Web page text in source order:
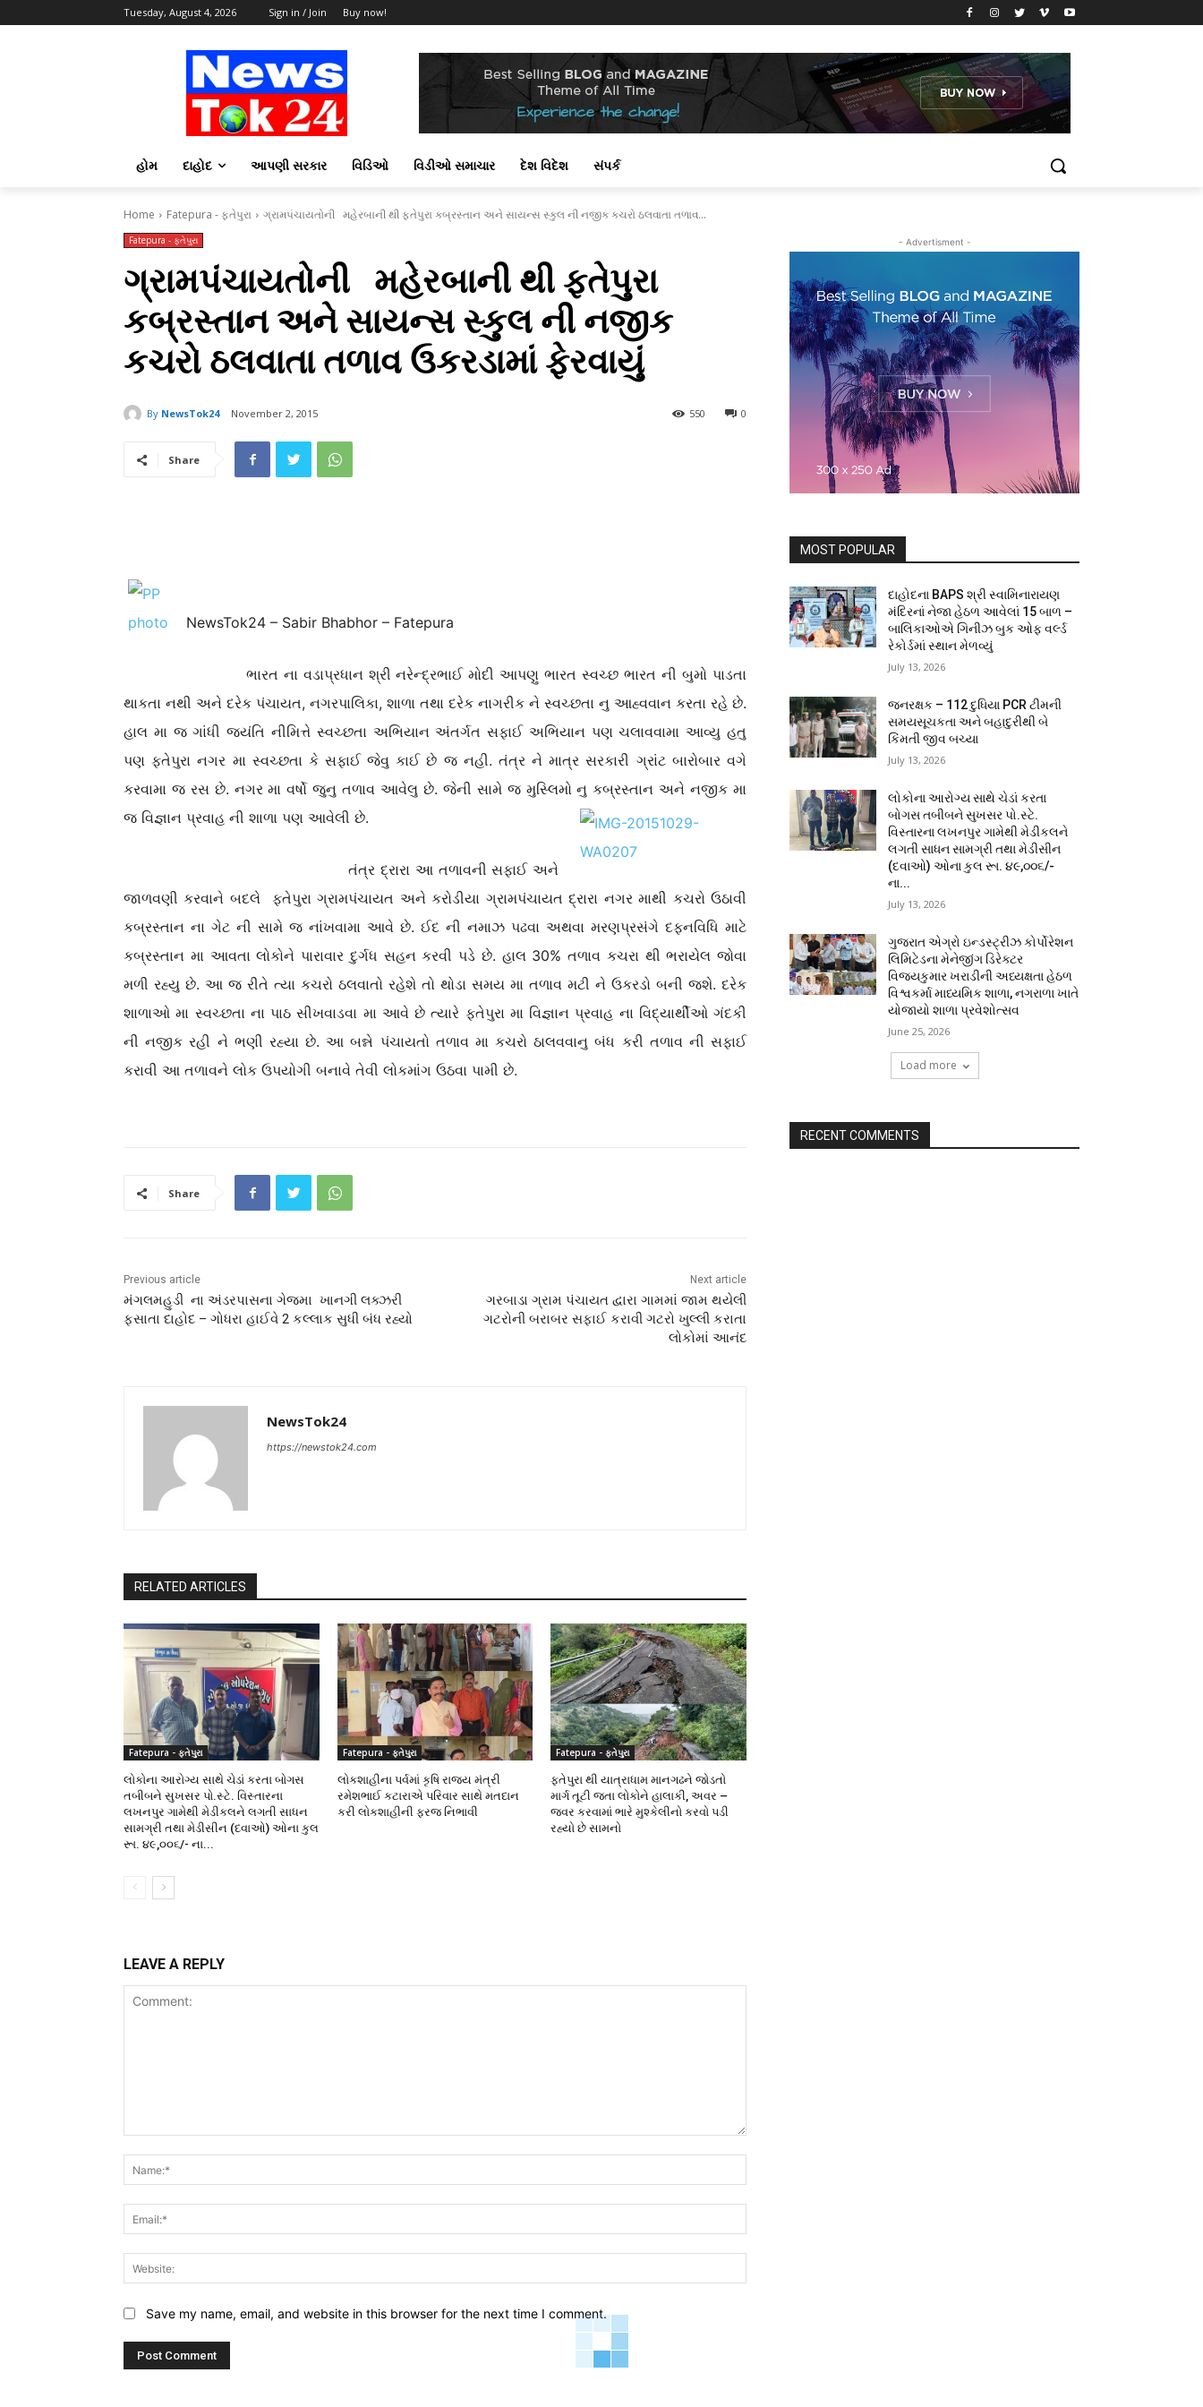
Tuesday, August 4, 2026 Sign in / Join Buy now!
હોમ દાહોદ આપણી સરકાર વિડિઓ વિડીઓ સમાચાર દેશ વિદેશ સંપર્ક
Home Fatepura - ફતેપુરા ગ્રામપંચાયતોની મહેરબાની થી ફતેપુરા કબ્રસ્તાન અને સાયન્સ સ્કુલ ની નજીક કચરો ઠલવાતા તળાવ...
Fatepura - ફતેપુરા
ગ્રામપંચાયતોની મહેરબાની થી ફતેપુરા
કબ્રસ્તાન અને સાયન્સ સ્કુલ ની નજીક
કચરો ઠલવાતા તળાવ ઉકરડામાં ફેરવાયું
By NewsTok24 November 2, 2015 0
550
Share
NewsTok24 – Sabir Bhabhor – Fatepura
ભારત ના વડાપ્રધાન શ્રી નરેન્દ્રભાઈ મોદી આપણુ ભારત સ્વચ્છ ભારત ની બુમો પાડતા
થાકતા નથી અને દરેક પંચાયત, નગરપાલિકા, શાળા તથા દરેક નાગરીક ને સ્વચ્છતા નુ આહ્વવાન કરતા રહે છે.
હાલ મા જ ગાંધી જયંતિ નીમિત્તે સ્વચ્છતા અભિયાન અંતર્ગત સફાઈ અભિયાન પણ ચલાવવામા આવ્યુ હતુ
પણ ફતેપુરા નગર મા સ્વચ્છતા કે સફાઈ જેવુ કાઈ છે જ નહી. તંત્ર ને માત્ર સરકારી ગ્રાંટ બારોબાર વગે
કરવામા જ રસ છે. નગર મા વર્ષો જુનુ તળાવ આવેલુ છે. જેની સામે જ મુસ્લિમો નુ કબ્રસ્તાન અને નજીક મા
જ વિજ્ઞાન પ્રવાહ ની શાળા પણ આવેલી છે.
તંત્ર દ્રારા આ તળાવની સફાઈ અને
જાળવણી કરવાને બદલે ફતેપુરા ગ્રામપંચાયત અને કરોડીયા ગ્રામપંચાયત દ્રારા નગર માથી કચરો ઉઠાવી
કબ્રસ્તાન ના ગેટ ની સામે જ નાંખવામા આવે છે. ઈદ ની નમાઝ પઢવા અથવા મરણપ્રસંગે દફનવિધિ માટે
કબ્રસ્તાન મા આવતા લોકોને પારાવાર દુર્ગધ સહન કરવી પડે છે. હાલ 30% તળાવ કચરા થી ભરાયેલ જોવા
મળી રહ્યુ છે. આ જ રીતે ત્યા કચરો ઠલવાતો રહેશે તો થોડા સમય મા તળાવ મટી ને ઉકરડો બની જશે. દરેક
શાળાઓ મા સ્વચ્છતા ના પાઠ સીખવાડવા મા આવે છે ત્યારે ફતેપુરા મા વિજ્ઞાન પ્રવાહ ના વિદ્યાર્થીઓ ગંદકી
ની નજીક રહી ને ભણી રહ્યા છે. આ બન્ને પંચાયતો તળાવ મા કચરો ઠાલવવાનુ બંધ કરી તળાવ ની સફાઈ
કરાવી આ તળાવને લોક ઉપયોગી બનાવે તેવી લોકમાંગ ઉઠવા પામી છે.
Share
Previous article
મંગલમહુડી ના અંડરપાસના ગેજમા ખાનગી લક્ઝરી
ફસાતા દાહોદ – ગોધરા હાઈવે 2 કલ્લાક સુધી બંધ રહ્યો
Next article
ગરબાડા ગ્રામ પંચાયત દ્વારા ગામમાં જામ થયેલી
ગટરોની બરાબર સફાઈ કરાવી ગટરો ખુલ્લી કરાતા
લોકોમાં આનંદ
NewsTok24
https://newstok24.com
RELATED ARTICLES
Fatepura - ફતેપુરા
લોકોના આરોગ્ય સાથે ચેડાં કરતા બોગસ
તબીબને સુખસર પો.સ્ટે. વિસ્તારના
લખનપુર ગામેથી મેડીકલને લગતી સાધન
સામગ્રી તથા મેડીસીન (દવાઓ) ઓના કુલ
રૂા. ૪૯,૦૦૬/- ના...
Fatepura - ફતેપુરા
લોકશાહીના પર્વમાં કૃષિ રાજ્ય મંત્રી
રમેશભાઈ કટારાએ પરિવાર સાથે મતદાન
કરી લોકશાહીની ફરજ નિભાવી
Fatepura - ફતેપુરા
ફતેપુરા થી યાત્રાધામ માનગઢને જોડતો
માર્ગ તૂટી જતા લોકોને હાલાકી, અવર –
જવર કરવામાં ભારે મુશ્કેલીનો કરવો પડી
રહ્યો છે સામનો
LEAVE A REPLY
Save my name, email, and website in this browser for the next time I comment.
- Advertisment -
MOST POPULAR
દાહોદના BAPS શ્રી સ્વામિનારાયણ
મંદિરનાં નેજા હેઠળ આવેલાં 15 બાળ –
બાલિકાઓએ ગિનીઝ બુક ઓફ વર્લ્ડ
રેકોર્ડમાં સ્થાન મેળવ્યું
July 13, 2026
જનરક્ષક – 112 દુધિયા PCR ટીમની
સમયસૂચકતા અને બહાદુરીથી બે
કિંમતી જીવ બચ્યા
July 13, 2026
લોકોના આરોગ્ય સાથે ચેડાં કરતા
બોગસ તબીબને સુખસર પો.સ્ટે.
વિસ્તારના લખનપુર ગામેથી મેડીકલને
લગતી સાધન સામગ્રી તથા મેડીસીન
(દવાઓ) ઓના કુલ રૂા. ૪૯,૦૦૬/-
ના...
July 13, 2026
ગુજરાત એગ્રો ઇન્ડસ્ટ્રીઝ કોર્પોરેશન
લિમિટેડના મેનેજીંગ ડિરેક્ટર
વિજયકુમાર ખરાડીની અધ્યક્ષતા હેઠળ
વિશ્વકર્મા માધ્યમિક શાળા, નગરાળા ખાતે
યોજાયો શાળા પ્રવેશોત્સવ
June 25, 2026
Load more
RECENT COMMENTS